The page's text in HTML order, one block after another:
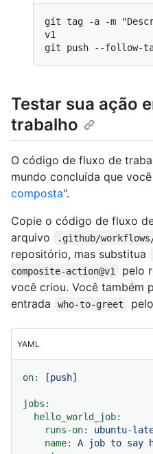
git tag -a -m
v1
Testar sua ação
trabalho
O código de fluxo de
mundo concluída que
composta".
Copie o código de fluxo
arquivo
.github/
repositório, mas substitua
composite-action@v1
pelo
você criou. Você também
entrada
who-to-greet
YAML
on: [push]
jobs:
hello_world_job:
runs-on:
ubuntu-
name:
A job to say